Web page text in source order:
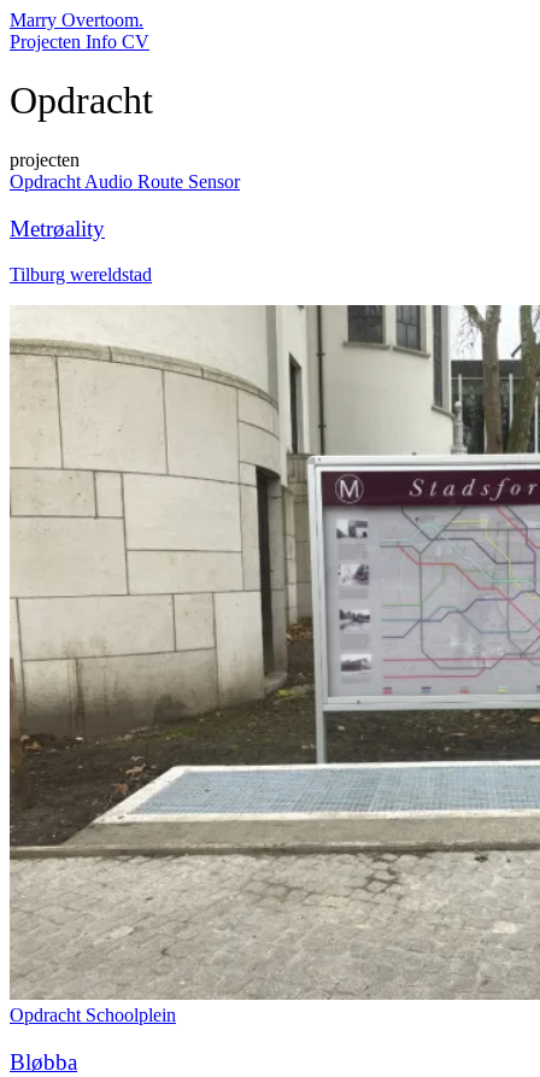
Marry Overtoom.
Projecten Info CV
Opdracht
projecten
Opdracht Audio Route Sensor
Metrøality
Tilburg wereldstad
Opdracht Schoolplein
Bløbba